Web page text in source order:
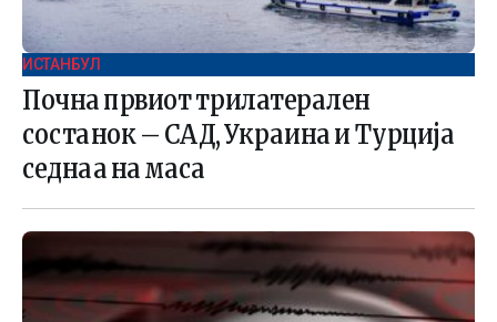
ИСТАНБУЛ
Почна првиот трилатерален
состанок – САД, Украина и Турција
седнаа на маса